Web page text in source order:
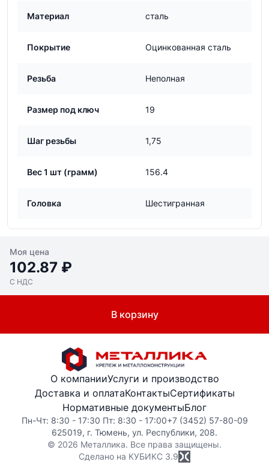
Материал сталь
Покрытие Оцинкованная сталь
Резьба Неполная
Размер под ключ 19
Шаг резьбы 1,75
Вес 1 шт (грамм) 156.4
Головка Шестигранная
Моя цена
102.87 ₽
С НДС
В корзину
О компанииУслуги и производство
Доставка и оплатаКонтактыСертификаты
Нормативные документыБлог
Пн-Чт: 8:30 - 17:30 Пт: 8:30 - 17:00+7 (3452) 57-80-09
625019, г. Тюмень, ул. Республики, 208.
© 2026 Металлика. Все права защищены.
Сделано на КУБИКС 3.9